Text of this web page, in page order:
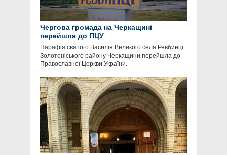
Чергова громада на Черкащині
перейшла до ПЦУ
Парафія святого Василія Великого села Ревбинці
Золотоніського району Черкащини перейшла до
Православної Церкви України.